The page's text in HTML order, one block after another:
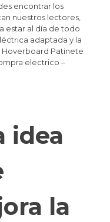
encontrar los
nuestros lectores,
estar al día de todo
adaptada y la
Hoverboard Patinete
electrico –
idea
la